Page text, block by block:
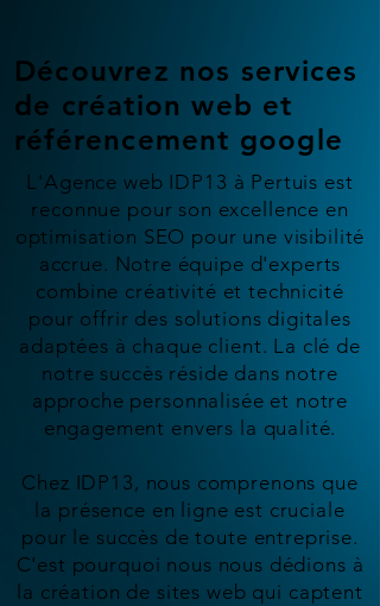
Découvrez nos services
de création web et
référencement google
L'Agence web IDP13 à Pertuis est
reconnue pour son excellence en
optimisation SEO pour une visibilité
accrue. Notre équipe d'experts
combine créativité et technicité
pour offrir des solutions digitales
adaptées à chaque client. La clé de
notre succès réside dans notre
approche personnalisée et notre
engagement envers la qualité.
Chez IDP13, nous comprenons que
la présence en ligne est cruciale
pour le succès de toute entreprise.
C'est pourquoi nous nous dédions à
la création de sites web qui captent